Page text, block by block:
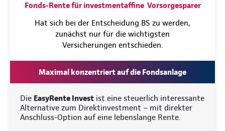
Fonds-Rente für investmentaffine Vorsorgesparer
Hat sich bei der Entscheidung BS zu werden,
zunächst nur für die wichtigsten
Versicherungen entschieden.
Maximal konzentriert auf die Fondsanlage
Die EasyRente Invest ist eine steuerlich interessante
Alternative zum Direktinvestment – mit direkter
Anschluss-Option auf eine lebenslange Rente.